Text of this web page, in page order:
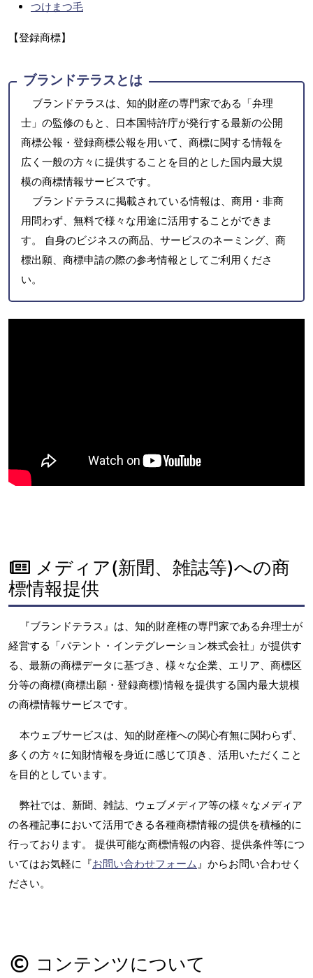
つけまつ毛
【登録商標】
ブランドテラスとは
ブランドテラスは、知的財産の専門家である「弁理
士」の監修のもと、日本国特許庁が発行する最新の公開
商標公報・登録商標公報を用いて、商標に関する情報を
広く一般の方々に提供することを目的とした国内最大規
模の商標情報サービスです。
ブランドテラスに掲載されている情報は、商用・非商
用問わず、無料で様々な用途に活用することができま
す。 自身のビジネスの商品、サービスのネーミング、商
標出願、商標申請の際の参考情報としてご利用くださ
い。
メディア(新聞、雑誌等)への商
標情報提供
『ブランドテラス』は、知的財産権の専門家である弁理士が
経営する「パテント・インテグレーション株式会社」が提供す
る、最新の商標データに基づき、様々な企業、エリア、商標区
分等の商標(商標出願・登録商標)情報を提供する国内最大規模
の商標情報サービスです。
本ウェブサービスは、知的財産権への関心有無に関わらず、
多くの方々に知財情報を身近に感じて頂き、活用いただくこと
を目的としています。
弊社では、新聞、雑誌、ウェブメディア等の様々なメディア
の各種記事において活用できる各種商標情報の提供を積極的に
行っております。 提供可能な商標情報の内容、提供条件等につ
いてはお気軽に『お問い合わせフォーム』からお問い合わせく
ださい。
コンテンツについて